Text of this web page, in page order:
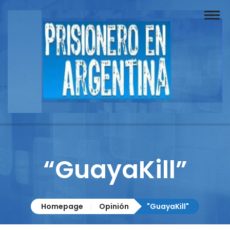
Buscador
Documentos
Reportajes
Columnistas
Contacto
“GuayaKill”
Homepage Opinión "GuayaKill"